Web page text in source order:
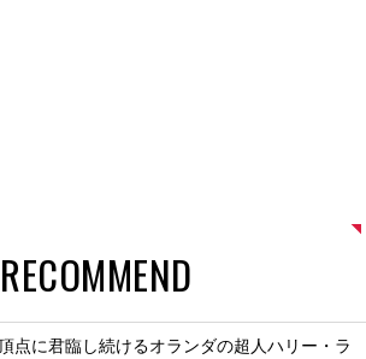
RECOMMEND
点に君臨し続けるオランダの超人ハリー・ラ